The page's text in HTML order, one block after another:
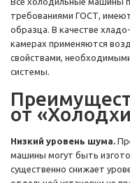
требованиями ГОСТ,
образца. В качестве
камерах применяются
свойствами,
системы.
от
Низкий уровень шума.
машины могут быть
существенно снижает